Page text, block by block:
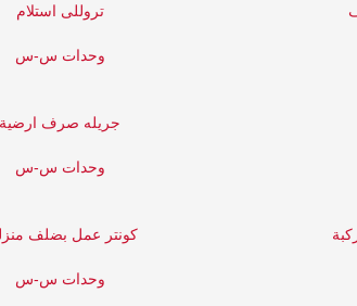
تروللى استلام
وحدات س-س
جريله صرف ارضية
وحدات س-س
كونتر عمل بضلف
وحدات س-س